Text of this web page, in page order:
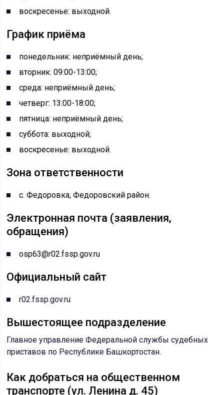
воскресенье: выходной.
График приёма
понедельник: неприёмный день;
вторник: 09:00-13:00;
среда: неприёмный день;
четверг: 13:00-18:00;
пятница: неприёмный день;
суббота: выходной;
воскресенье: выходной.
Зона ответственности
с. Федоровка, Федоровский район.
Электронная почта (заявления,
обращения)
osp63@r02.fssp.gov.ru
Официальный сайт
r02.fssp.gov.ru
Вышестоящее подразделение
Главное управление Федеральной службы судебных
приставов по Республике Башкортостан.
Как добраться на общественном
транспорте (ул. Ленина д. 45)